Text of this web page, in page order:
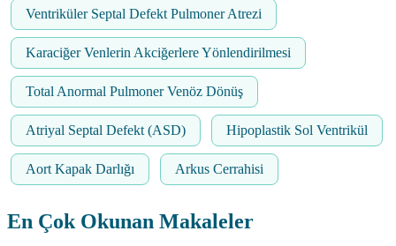
Ventriküler Septal Defekt Pulmoner Atrezi
Karaciğer Venlerin Akciğerlere Yönlendirilmesi
Total Anormal Pulmoner Venöz Dönüş
Atriyal Septal Defekt (ASD) Hipoplastik Sol Ventrikül
Aort Kapak Darlığı Arkus Cerrahisi
En Çok Okunan Makaleler